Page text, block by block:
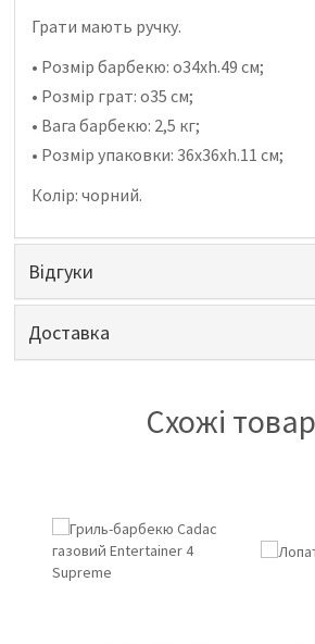
Грати мають ручку.
• Розмір барбекю: o34хh.49 см;
• Розмір грат: o35 см;
• Вага барбекю: 2,5 кг;
• Розмір упаковки: 36х36хh.11 см;
Колір: чорний.
Відгуки
Доставка
Схожі